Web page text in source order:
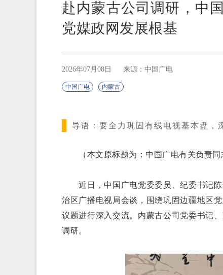
赴内蒙古公司调研，中
党媒政网发展根基
2026年07月08日 来源：中国广电
中国广电 内蒙古
导语： 要全力巩固有线电视基本盘，
（本文原标题为：中国广电有关负责同
近日，中国广电党委委员、纪委书记陈
治区广播电视局会谈，围绕巩固边疆地区
议题进行深入交流。内蒙古公司党委书记
调研。